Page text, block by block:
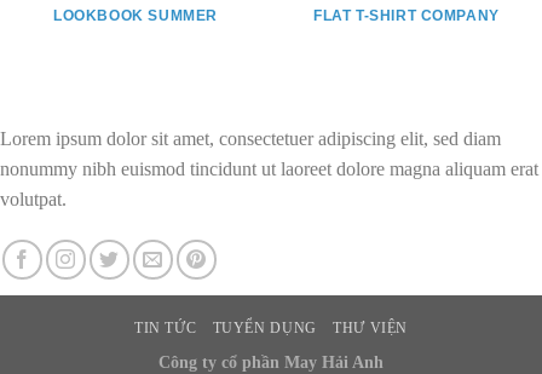
LOOKBOOK SUMMER FLAT T-SHIRT COMPANY
Lorem ipsum dolor sit amet, consectetuer adipiscing elit, sed diam
nonummy nibh euismod tincidunt ut laoreet dolore magna aliquam erat
volutpat.
TIN TỨC TUYỂN DỤNG THƯ VIỆN
Công ty cổ phần May Hải Anh